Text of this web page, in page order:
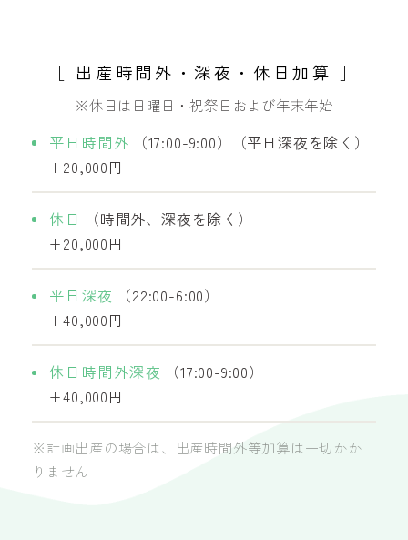
［ 出産時間外・深夜・休日加算 ］
※休日は日曜日・祝祭日および年末年始
平日時間外 （17:00-9:00）（平日深夜を除く）
+20,000円
休日 （時間外、深夜を除く）
+20,000円
平日深夜 （22:00-6:00）
+40,000円
休日時間外深夜 （17:00-9:00）
+40,000円
※計画出産の場合は、出産時間外等加算は一切かか
りません